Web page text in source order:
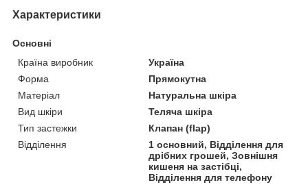
Характеристики
Основні
Країна виробник
Україна
Форма
Прямокутна
Матеріал
Натуральна шкіра
Вид шкіри
Теляча шкіра
Тип застежки
Клапан (flap)
Відділення
1 основний, Відділення для
дрібних грошей, Зовнішня
кишеня на застібці,
Відділення для телефону